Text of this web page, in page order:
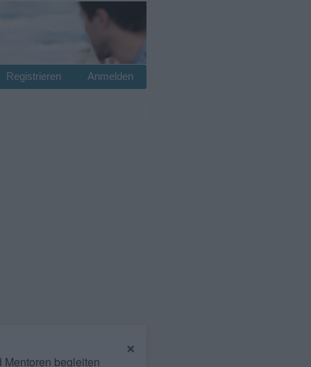
Anmelden
Registrieren
×
begleiten